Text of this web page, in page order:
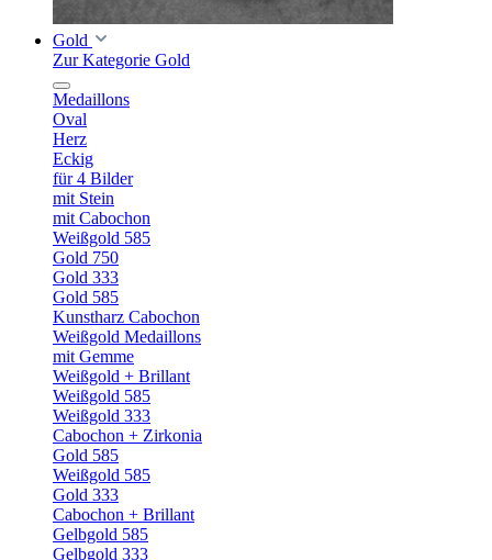
Gold
Zur Kategorie Gold
Medaillons
Oval
Herz
Eckig
für 4 Bilder
mit Stein
mit Cabochon
Weißgold 585
Gold 750
Gold 333
Gold 585
Kunstharz Cabochon
Weißgold Medaillons
mit Gemme
Weißgold + Brillant
Weißgold 585
Weißgold 333
Cabochon + Zirkonia
Gold 585
Weißgold 585
Gold 333
Cabochon + Brillant
Gelbgold 585
Gelbgold 333